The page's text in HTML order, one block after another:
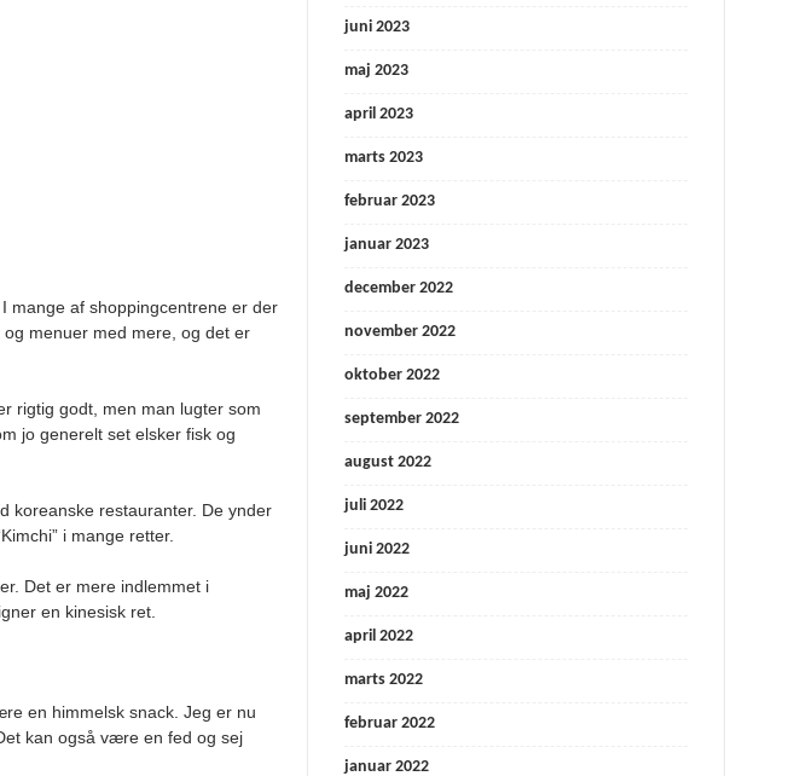
mange af shoppingcentrene er der
menuer med mere, og det er
rigtig godt, men man lugter som
jo generelt set elsker fisk og
koreanske restauranter. De ynder
i mange retter.
Det er mere indlemmet i
en kinesisk ret.
en himmelsk snack. Jeg er nu
kan også være en fed og sej
juni 2023
maj 2023
april 2023
marts 2023
februar 2023
januar 2023
december 2022
november 2022
oktober 2022
september 2022
august 2022
juli 2022
juni 2022
maj 2022
april 2022
marts 2022
februar 2022
januar 2022